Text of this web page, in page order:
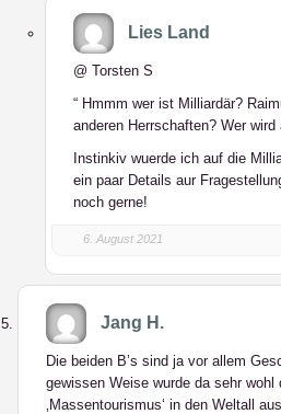
Lies Land
@ Torsten S
“ Hmmm wer ist Milliardär?
anderen Herrschaften? Wer
Instinkiv wuerde ich auf die
ein paar Details aur
noch gerne!
6. August 2021
Jang H.
Die beiden B’s sind ja vor allem
gewissen Weise wurde da sehr wohl
‚Massentourismus‘ in den Weltall